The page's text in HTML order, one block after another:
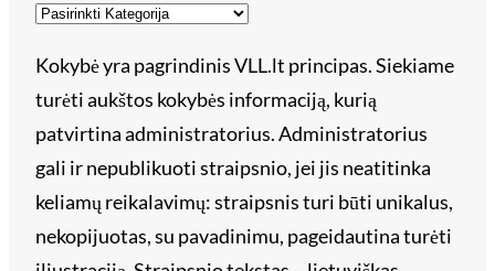
Kokybė yra pagrindinis VLL.lt principas. Siekiame
turėti aukštos kokybės informaciją, kurią
patvirtina administratorius. Administratorius
gali ir nepublikuoti straipsnio, jei jis neatitinka
keliamų reikalavimų: straipsnis turi būti unikalus,
nekopijuotas, su pavadinimu, pageidautina turėti